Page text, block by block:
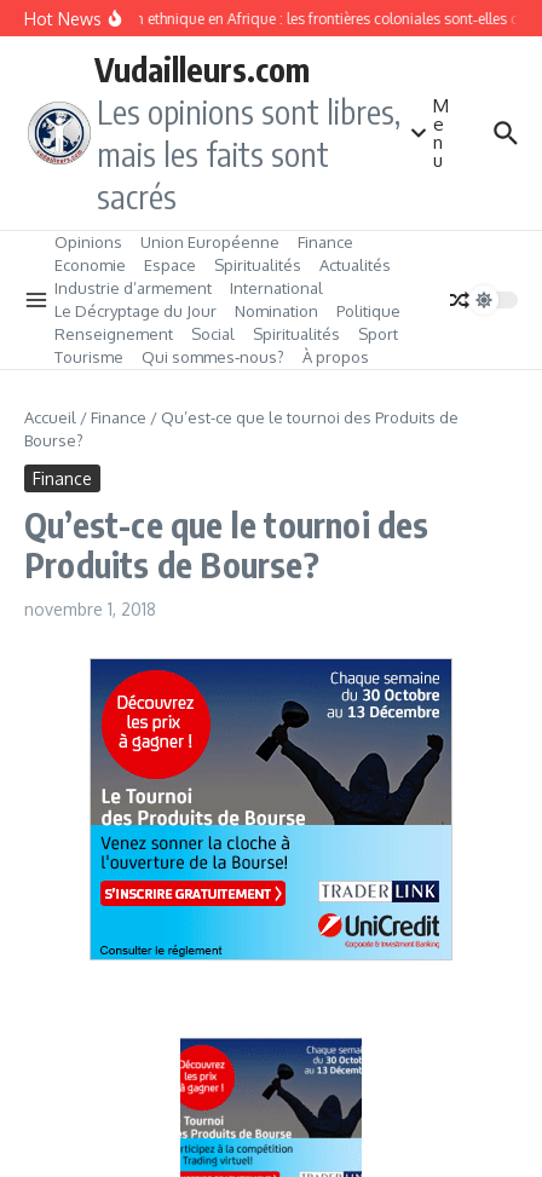
Aller au contenu
Hot NewsDivision ethnique en Afrique : les frontières coloniales sont‑elles
Vudailleurs.com
Les opinions sont libres,
mais les faits sont
sacrés
M
e
n
u
Opinions Union Européenne
Finance
Economie
Espace Spiritualités
Actualités
Industrie d’armement
International
Le Décryptage du Jour
Nomination
Politique
Renseignement
Social Spiritualités
Sport
Tourisme
Qui sommes‑nous? À propos
Accueil / Finance / Qu’est-ce que le tournoi des Produits de
Bourse?
Finance
Qu’est-ce que le tournoi des
Produits de Bourse?
novembre 1, 2018